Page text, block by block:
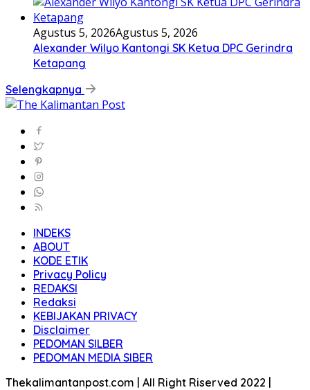
Agustus 5, 2026Agustus 5, 2026
Alexander Wilyo Kantongi SK Ketua DPC Gerindra
Ketapang
Selengkapnya
INDEKS
ABOUT
KODE ETIK
Privacy Policy
REDAKSI
Redaksi
KEBIJAKAN PRIVACY
Disclaimer
PEDOMAN SILBER
PEDOMAN MEDIA SIBER
Thekalimantanpost.com | All Right Riserved 2022 |